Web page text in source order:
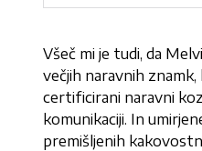
Všeč mi je tudi, da
večjih naravnih
certificirani naravni
komunikaciji. In
premišljenih